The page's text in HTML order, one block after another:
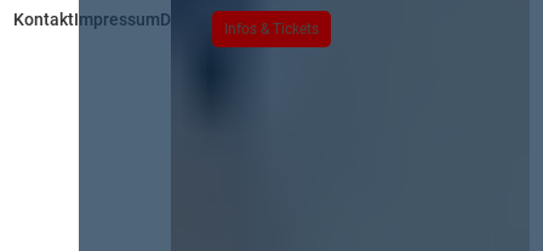
Infos & Tickets
KontaktImpressumDatenschutz